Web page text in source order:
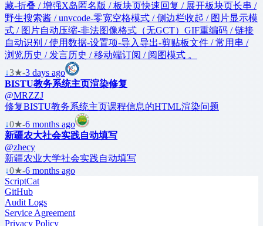
藏-折叠 / 增强X岛匿名版 / 板块页快速回复 / 展开板块页长串 /
野生搜索酱 / unvcode-零宽空格模式 / 侧边栏收起 / 图片显示模
式 / 图片自动压缩-非法图像格式（无GCT）GIF重编码 / 链接
自动识别 / 使用数据-设置项-导入导出-剪贴板文件 / 常用串 /
浏览历史 / 发言历史 / 移动端订阅 / 阅图模式 。
↓3★-3 days ago
BISTU教务系统主页渲染修复
@MRZZJ
修复BISTU教务系统主页课程信息的HTML渲染问题
↓0★-6 months ago
新疆农大社会实践自动填写
@zhecy
新疆农业大学社会实践自动填写
↓0★-6 months ago
ScriptCat
GitHub
Audit Logs
Service Agreement
Privacy Policy